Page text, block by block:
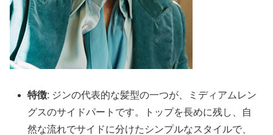
特徴: ジンの代表的な髪型の一つが、ミディアムレン
グスのサイドパートです。トップを長めに残し、自
然な流れでサイドに分けたシンプルなスタイルで、